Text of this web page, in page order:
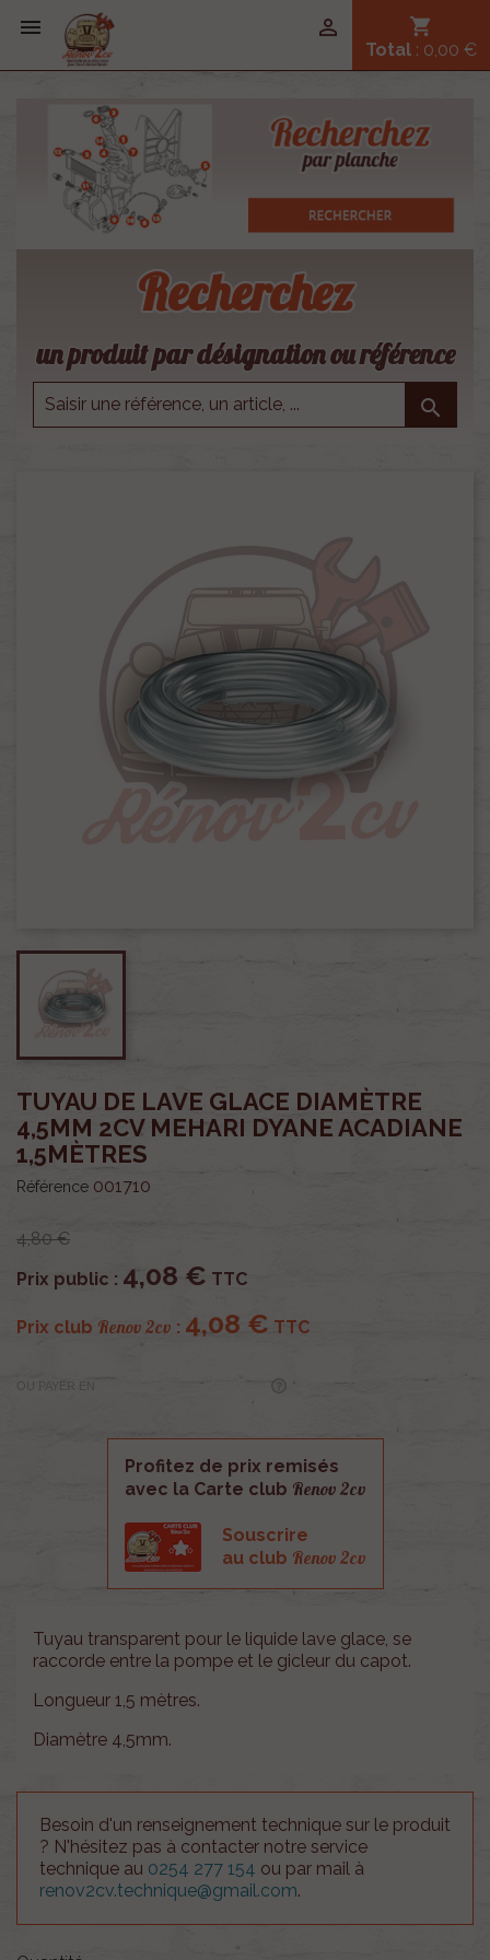
 shopping_cart
Total : 0,00 €

Recherchez
un produit par désignation ou référence

TUYAU DE LAVE GLACE DIAMÈTRE
4,5MM 2CV MEHARI DYANE ACADIANE
1,5MÈTRES
Référence 001710
4,80 €
Prix public : 4,08 € TTC
Prix club Renov 2cv : 4,08 € TTC
Profitez de prix remisés
avec la Carte club Renov 2cv
Souscrire
au club Renov 2cv
Tuyau transparent pour le liquide lave glace, se
raccorde entre la pompe et le gicleur du capot.
Longueur 1,5 mètres.
Diamètre 4,5mm.
Besoin d'un renseignement technique sur le produit
? N'hésitez pas à contacter notre service
technique au 0254 277 154 ou par mail à
renov2cv.technique@gmail.com.